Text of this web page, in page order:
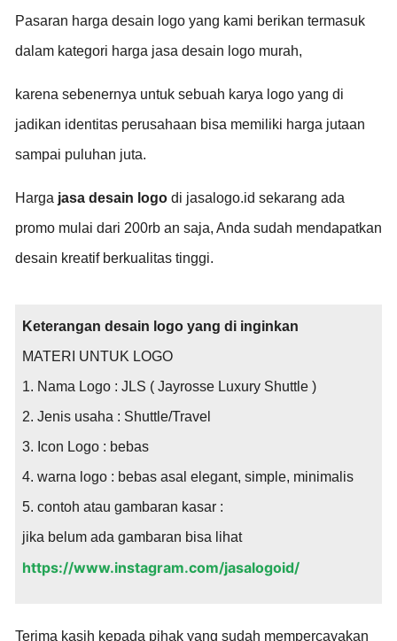
Pasaran harga desain logo yang kami berikan termasuk
dalam kategori harga jasa desain logo murah,
karena sebenernya untuk sebuah karya logo yang di
jadikan identitas perusahaan bisa memiliki harga jutaan
sampai puluhan juta.
Harga jasa desain logo di jasalogo.id sekarang ada
promo mulai dari 200rb an saja, Anda sudah mendapatkan
desain kreatif berkualitas tinggi.
Keterangan desain logo yang di inginkan
MATERI UNTUK LOGO
1. Nama Logo : JLS ( Jayrosse Luxury Shuttle )
2. Jenis usaha : Shuttle/Travel
3. Icon Logo : bebas
4. warna logo : bebas asal elegant, simple, minimalis
5. contoh atau gambaran kasar :
jika belum ada gambaran bisa lihat
https://www.instagram.com/jasalogoid/
Terima kasih kepada pihak yang sudah mempercayakan